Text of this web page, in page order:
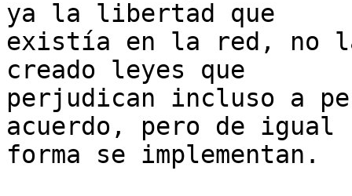
ya la libertad que
existía en la red, no
creado leyes que
perjudican incluso a
acuerdo, pero de igual
forma se implementan.